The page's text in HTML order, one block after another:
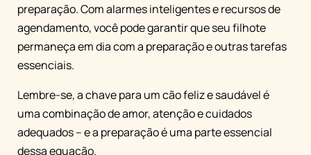
preparação. Com alarmes inteligentes e recursos de
agendamento, você pode garantir que seu filhote
permaneça em dia com a preparação e outras tarefas
essenciais.
Lembre-se, a chave para um cão feliz e saudável é
uma combinação de amor, atenção e cuidados
adequados – e a preparação é uma parte essencial
dessa equação.